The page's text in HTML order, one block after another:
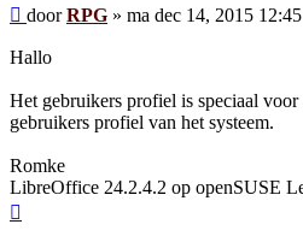
Bericht
doorRPG » ma dec 14, 2015
Hallo
Het gebruikers profiel is speciaal
gebruikers profiel van het systeem.
Romke
LibreOffice 24.2.4.2 op openSUSE